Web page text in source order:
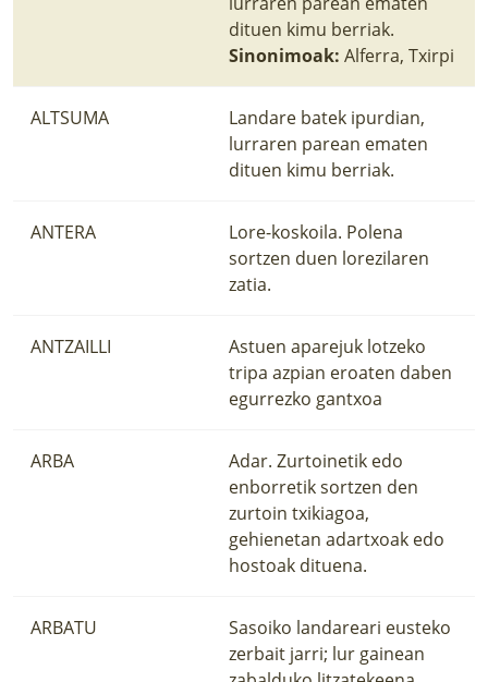
dituen kimu berriak.
Sinonimoak: Alferra, Txirpi
ALTSUMA
Landare batek ipurdian,
lurraren parean ematen
dituen kimu berriak.
ANTERA
Lore-koskoila. Polena
sortzen duen lorezilaren
zatia.
ANTZAILLI
Astuen aparejuk lotzeko
tripa azpian eroaten daben
egurrezko gantxoa
ARBA
Adar. Zurtoinetik edo
enborretik sortzen den
zurtoin txikiagoa,
gehienetan adartxoak edo
hostoak dituena.
ARBATU
Sasoiko landareari eusteko
zerbait jarri; lur gainean